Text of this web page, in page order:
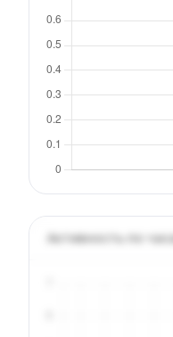
Активность по